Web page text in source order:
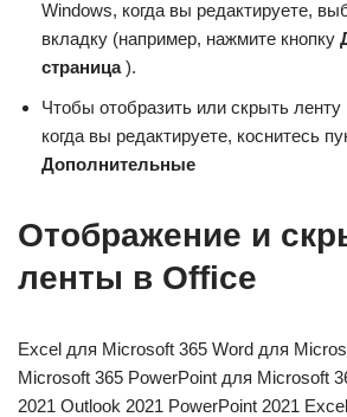
Windows, когда вы редактируете,
вкладку (например, нажмите кнопку
страница).
Чтобы отобразить или скрыть ленту
когда вы редактируете, коснитесь
Дополнительные
Отображение и
ленты в Office
Excel для Microsoft 365 Word для
Microsoft 365 PowerPoint для Microsoft
2021 Outlook 2021 PowerPoint 2021